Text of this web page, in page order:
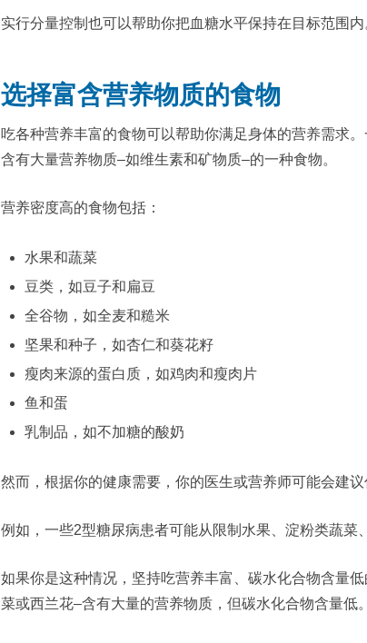
实行分量控制也可以帮助你把血糖水平保持在目标范围内
选择富含营养物质的食物
吃各种营养丰富的食物可以帮助你满足身体的营养需求
含有大量营养物质–如维生素和矿物质–的一种食物。
营养密度高的食物包括：
水果和蔬菜
豆类，如豆子和扁豆
全谷物，如全麦和糙米
坚果和种子，如杏仁和葵花籽
瘦肉来源的蛋白质，如鸡肉和瘦肉片
鱼和蛋
乳制品，如不加糖的酸奶
然而，根据你的健康需要，你的医生或营养师可能会建议
例如，一些2型糖尿病患者可能从限制水果、淀粉类蔬菜
如果你是这种情况，坚持吃营养丰富、碳水化合物含量
菜或西兰花–含有大量的营养物质，但碳水化合物含量低。